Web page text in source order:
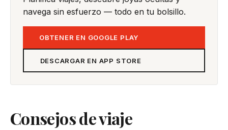
navega sin esfuerzo — todo en tu bolsillo.
OBTENER EN GOOGLE PLAY
DESCARGAR EN APP STORE
Consejos de viaje